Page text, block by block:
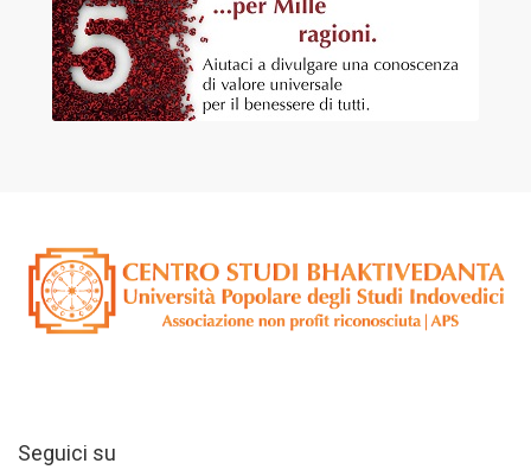
Seguici su